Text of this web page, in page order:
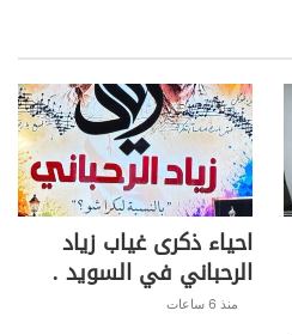
احياء ذكرى غياب زياد
الرحباني في السويد .
منذ 6 ساعات